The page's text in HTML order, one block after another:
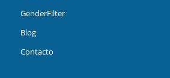
GenderFilter
Blog
Contacto